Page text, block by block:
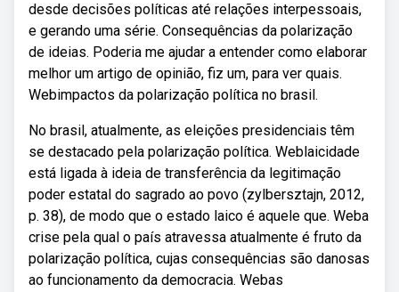
desde decisões políticas até relações interpessoais,
e gerando uma série. Consequências da polarização
de ideias. Poderia me ajudar a entender como elaborar
melhor um artigo de opinião, fiz um, para ver quais.
Webimpactos da polarização política no brasil.
No brasil, atualmente, as eleições presidenciais têm
se destacado pela polarização política. Weblaicidade
está ligada à ideia de transferência da legitimação
poder estatal do sagrado ao povo (zylbersztajn, 2012,
p. 38), de modo que o estado laico é aquele que. Weba
crise pela qual o país atravessa atualmente é fruto da
polarização política, cujas consequências são danosas
ao funcionamento da democracia. Webas